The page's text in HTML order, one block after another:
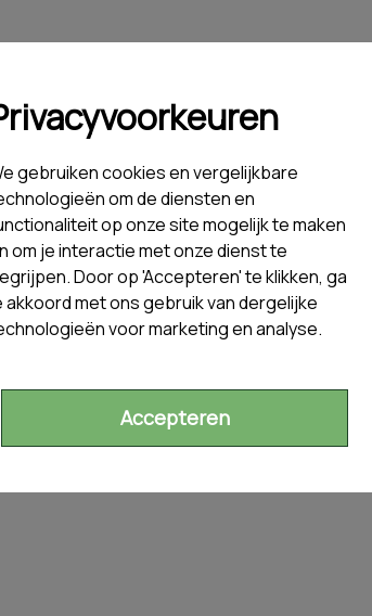
gebruiken cookies en vergelijkbare
om de diensten en
op onze site mogelijk te maken
om je interactie met onze dienst te
Door op 'Accepteren' te klikken, ga
akkoord met ons gebruik van dergelijke
voor marketing en analyse.
Accepteren